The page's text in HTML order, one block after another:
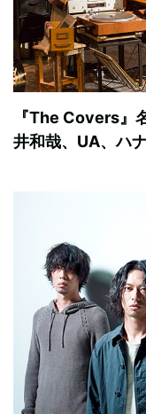
『The Covers』
井和哉、UA、ハ